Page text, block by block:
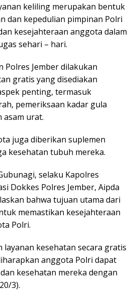
keliling merupakan bentuk
dan kepedulian pimpinan Polri
kesejahteraan anggota dalam
sehari – hari.
Polres Jember dilakukan
gratis yang disediakan
penting, termasuk
pemeriksaan kadar gula
asam urat.
juga diberikan suplemen
kesehatan tubuh mereka.
selaku Kapolres
Dokkes Polres Jember, Aipda
bahwa tujuan utama dari
memastikan kesejahteraan
Polri.
layanan kesehatan secara gratis
anggota Polri dapat
kesehatan mereka dengan
3).